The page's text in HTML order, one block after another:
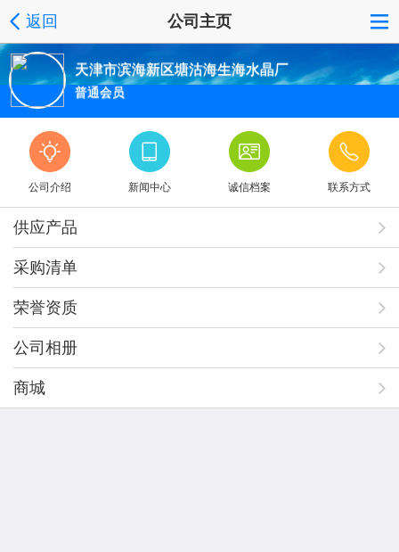
返回 公司主页
天津市滨海新区塘沽海生海水晶厂
普通会员
公司介绍 新闻中心 诚信档案 联系方式
供应产品
采购清单
荣誉资质
公司相册
商城